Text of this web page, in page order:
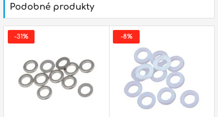
neděle :ZAVŘENO
Podobné produkty
-31% -8%